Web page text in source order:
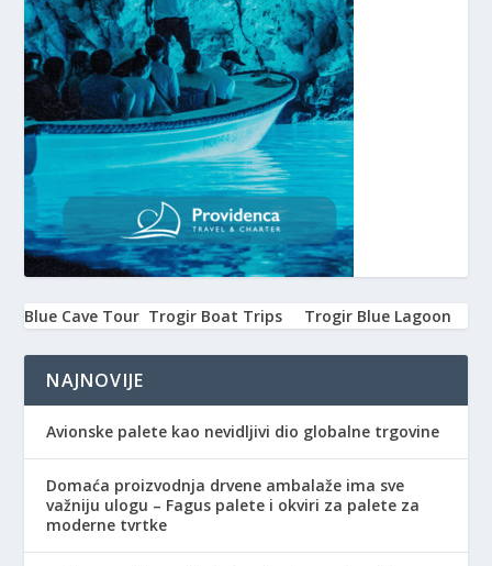
Blue Cave Tour Trogir Boat Trips Trogir Blue Lagoon
NAJNOVIJE
Avionske palete kao nevidljivi dio globalne trgovine
Domaća proizvodnja drvene ambalaže ima sve
važniju ulogu – Fagus palete i okviri za palete za
moderne tvrtke